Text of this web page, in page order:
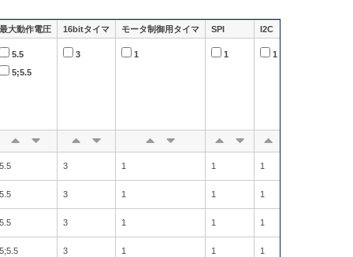
最大動作電圧 16bitタイマ モータ制御用タイマ SPI I2C
5.5
5;5.5
3 1 1 1
5.5 3 1 1 1
5.5 3 1 1 1
5.5 3 1 1 1
5;5.5 3 1 1 1